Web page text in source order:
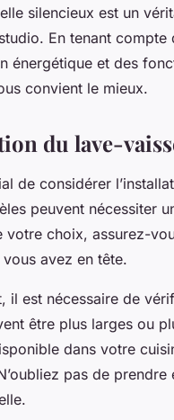
silencieux est un
En tenant
énergétique et des
convient le mieux.
du lave-
de considérer
peuvent nécessiter
votre choix, assurez-
vous avez en tête.
il est nécessaire de
être plus larges ou
dans votre
pas de